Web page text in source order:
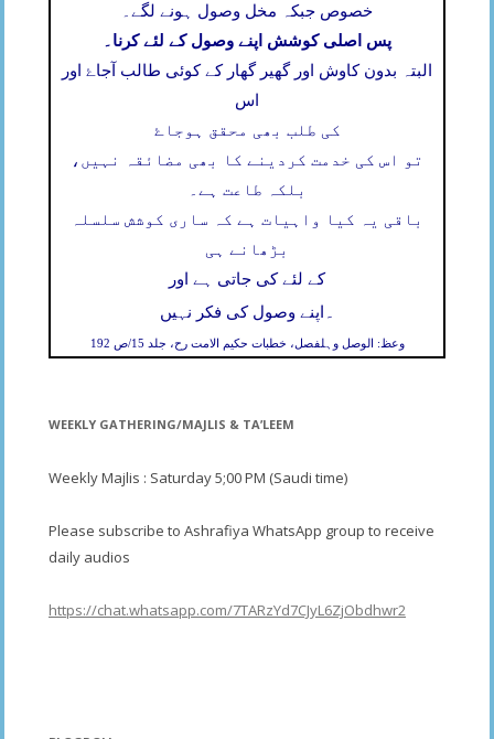
خصوص جبکہ مخل وصول ہونے لگے۔
پس اصلی کوشش اپنے وصول کے لئے کرنا۔
البتہ بدون کاوش اور گھیر گھار کے کوئی طالب آجاۓ اور
اس
کی طلب بھی محقق ہوجاۓ
تو اس کی خدمت کردینے کا بھی مضائقہ نہیں،
بلکہ طاعت ہے۔
باقی یہ کیا واہیات ہے کہ ساری کوشش سلسلہ
بڑھانے ہی
کے لئے کی جاتی ہے اور
اپنے وصول کی فکر نہیں ۔
وعظ: الوصل وہلفصل، خطبات حکیم الامت رح، جلد 15/ص 192
WEEKLY GATHERING/MAJLIS & TA’LEEM
Weekly Majlis : Saturday 5;00 PM (Saudi time)
Please subscribe to Ashrafiya WhatsApp group to receive
daily audios
https://chat.whatsapp.com/7TARzYd7CJyL6ZjObdhwr2